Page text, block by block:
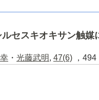
セスキオキサン触媒
・ 光藤武明, 47(6) ，